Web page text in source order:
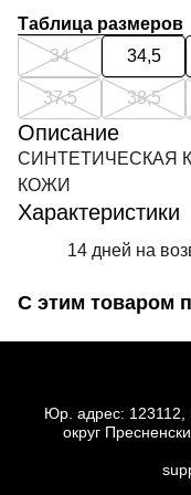
Таблица размеров
34
34,5
37,5 38,5
Описание
СИНТЕТИЧЕСКАЯ
КОЖИ
Характеристики
14 дней на
С этим товаром
Юр. адрес: 123112,
округ